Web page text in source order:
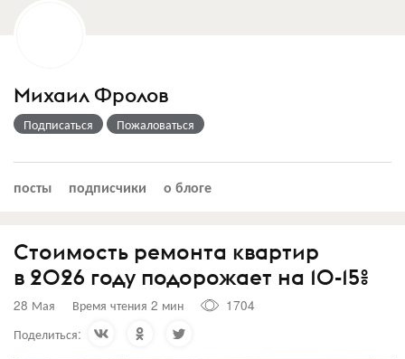
Михаил Фролов
Подписаться Пожаловаться
посты подписчики о блоге
Стоимость ремонта квартир
в 2026 году подорожает на 10-15%
28 Мая Время чтения 2 мин
1704
Поделиться: